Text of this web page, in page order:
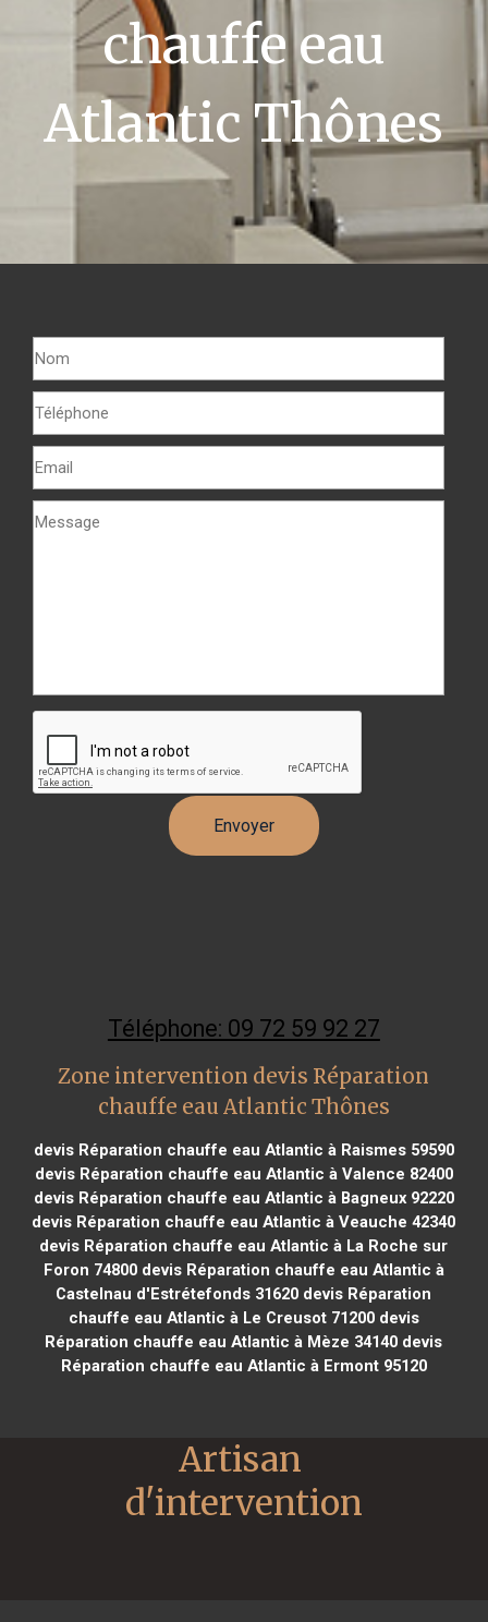
chauffe eau
Atlantic Thônes
Téléphone: 09 72 59 92 27
Zone intervention devis Réparation
chauffe eau Atlantic Thônes
devis Réparation chauffe eau Atlantic à Raismes 59590
devis Réparation chauffe eau Atlantic à Valence 82400
devis Réparation chauffe eau Atlantic à Bagneux 92220
devis Réparation chauffe eau Atlantic à Veauche 42340
devis Réparation chauffe eau Atlantic à La Roche sur
Foron 74800devis Réparation chauffe eau Atlantic à
Castelnau d'Estrétefonds 31620 devis Réparation
chauffe eau Atlantic à Le Creusot 71200devis
Réparation chauffe eau Atlantic à Mèze 34140 devis
Réparation chauffe eau Atlantic à Ermont 95120
Artisan
d'intervention